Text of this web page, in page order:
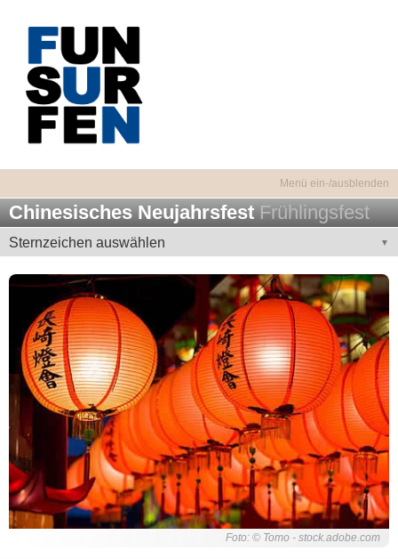
Chinesisches NeujahrsfestFrühlingsfest
Sternzeichen auswählen
Foto: © Tomo - stock.adobe.com